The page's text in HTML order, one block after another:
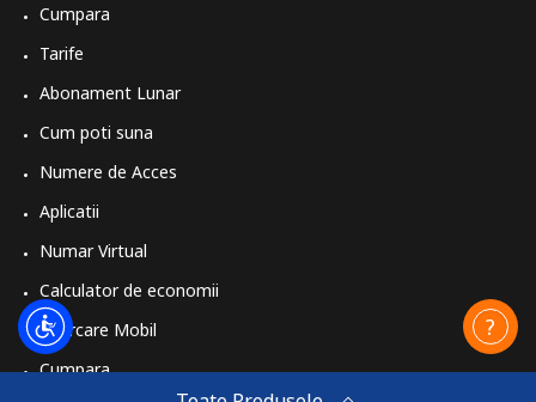
Cumpara
Tarife
Abonament Lunar
Cum poti suna
Numere de Acces
Aplicatii
Numar Virtual
Calculator de economii
Reincarcare Mobil
Cumpara